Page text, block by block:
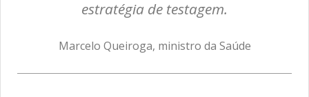
estratégia de testagem.
Marcelo Queiroga, ministro da Saúde